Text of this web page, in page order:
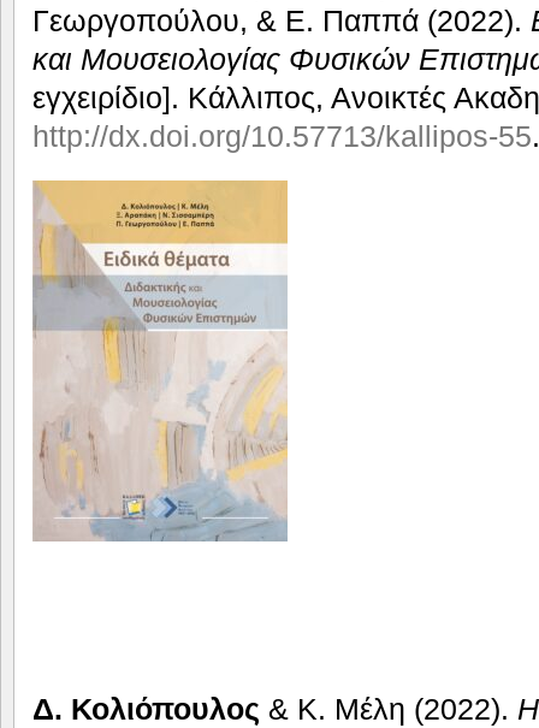
Γεωργοπούλου, & Ε. Παππά (2022).
και Μουσειολογίας Φυσικών
εγχειρίδιο]. Κάλλιπος, Ανοικτές
http://dx.doi.org/10.57713/kallipos-55.
Δ. Κολιόπουλος & Κ. Μέλη (2022).